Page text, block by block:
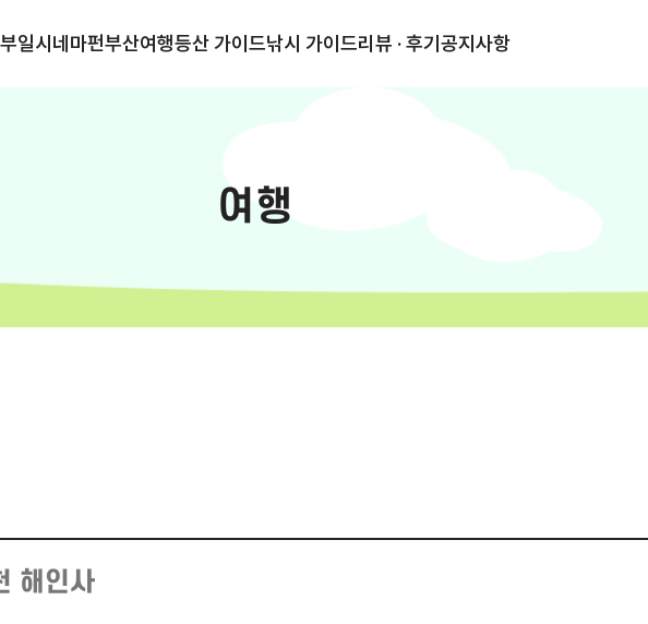
부일시네마펀부산여행등산 가이드낚시 가이드리뷰 · 후기 공지사항
여행
해인사